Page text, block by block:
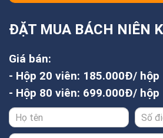
ĐẶT MUA BÁCH NIÊN
Giá bán:
- Hộp 20 viên: 185.000Đ/ hộp
- Hộp 80 viên: 699.000Đ/ hộp